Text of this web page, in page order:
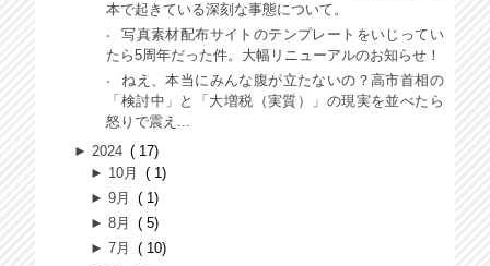
本で起きている深刻な事態について。
写真素材配布サイトのテンプレートをいじってい
たら5周年だった件。大幅リニューアルのお知らせ！
ねえ、本当にみんな腹が立たないの？高市首相の
「検討中」と「大増税（実質）」の現実を並べたら
怒りで震え...
►2024
17
► 10月
1
►9月
1
►8月
5
►7月
10